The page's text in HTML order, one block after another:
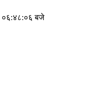
०६:४८:०७ बजे